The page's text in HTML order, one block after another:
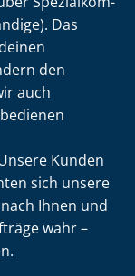
Das
den
auch
Kunden
sich unsere
Ihnen und
wahr –